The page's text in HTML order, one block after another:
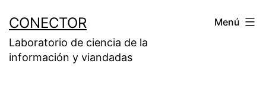
contenido
CONECTOR
Laboratorio de ciencia de la
información y viandadas
Menú